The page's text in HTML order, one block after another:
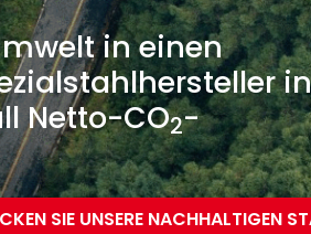
in einen
in
Netto-CO2-
SIE UNSERE NACHHALTIGEN